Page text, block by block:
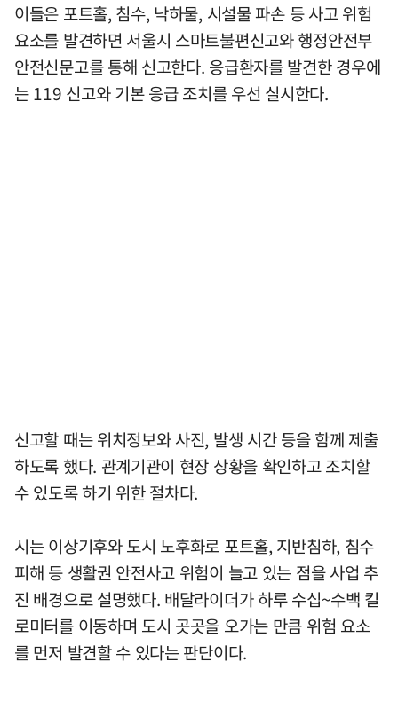
이들은 포트홀, 침수, 낙하물, 시설물 파손 등 사고 위험
요소를 발견하면 서울시 스마트불편신고와 행정안전부
안전신문고를 통해 신고한다. 응급환자를 발견한 경우에
는 119 신고와 기본 응급 조치를 우선 실시한다.
신고할 때는 위치정보와 사진, 발생 시간 등을 함께 제출
하도록 했다. 관계기관이 현장 상황을 확인하고 조치할
수 있도록 하기 위한 절차다.
시는 이상기후와 도시 노후화로 포트홀, 지반침하, 침수
피해 등 생활권 안전사고 위험이 늘고 있는 점을 사업 추
진 배경으로 설명했다. 배달라이더가 하루 수십~수백 킬
로미터를 이동하며 도시 곳곳을 오가는 만큼 위험 요소
를 먼저 발견할 수 있다는 판단이다.